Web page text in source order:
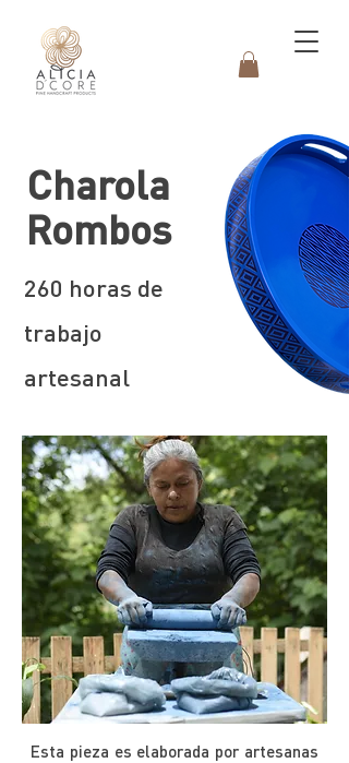
Charola
Rombos
260 horas de
trabajo
artesanal
Esta pieza es elaborada por artesanas